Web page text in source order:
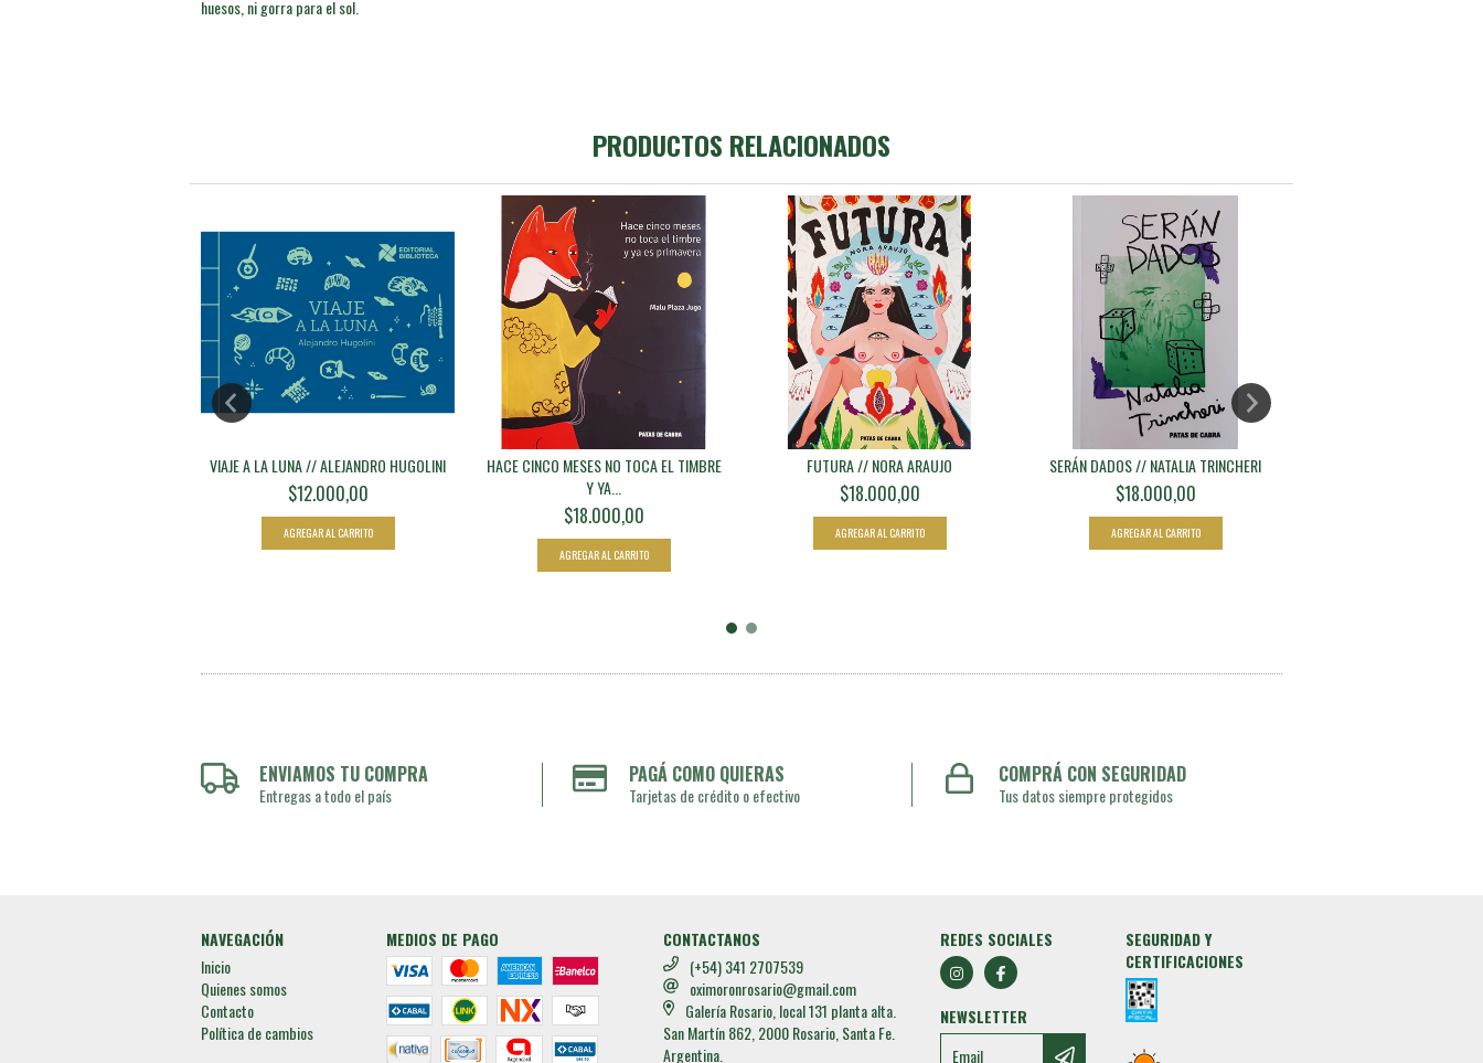
huesos, ni gorra para el sol.
PRODUCTOS RELACIONADOS
VIAJE A LA LUNA // ALEJANDRO HUGOLINI
$12.000,00
HACE CINCO MESES NO TOCA EL TIMBRE
Y YA...
$18.000,00
FUTURA // NORA ARAUJO
$18.000,00
SERÁN DADOS // NATALIA TRINCHERI
$18.000,00
ENVIAMOS TU COMPRA
Entregas a todo el país
PAGÁ COMO QUIERAS
Tarjetas de crédito o efectivo
COMPRÁ CON SEGURIDAD
Tus datos siempre protegidos
NAVEGACIÓN
Inicio
Quienes somos
Contacto
Política de cambios
MEDIOS DE PAGO
CONTACTANOS
(+54) 341 2707539
oximoronrosario@gmail.com
Galería Rosario, local 131 planta alta.
San Martín 862, 2000 Rosario, Santa Fe.
Argentina.
REDES SOCIALES
NEWSLETTER
SEGURIDAD Y
CERTIFICACIONES